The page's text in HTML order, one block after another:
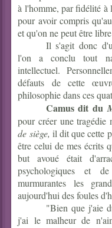
à l'homme, par fidélité à
pour avoir compris
et qu'on ne peut être
Il s'agit donc
l'on a conclu tout
intellectuel.
défauts de cette
philosophie dans ces
Camus dit du
pour créer une tragédie
de siège, il dit que cette
être celui de mes écrits
but avoué était
psychologiques et
murmurantes les
aujourd'hui des foules
"Bien que j'aie
j'ai le malheur de